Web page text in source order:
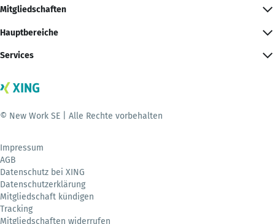
Mitgliedschaften
Hauptbereiche
Services
© New Work SE | Alle Rechte vorbehalten
Impressum
AGB
Datenschutz bei XING
Datenschutzerklärung
Mitgliedschaft kündigen
Tracking
Mitgliedschaften widerrufen